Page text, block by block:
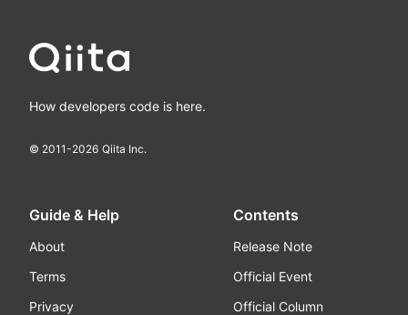
How developers code is here.
© 2011-2026 Qiita Inc.
Guide & Help
About
Terms
Privacy
Contents
Release Note
Official Event
Official Column